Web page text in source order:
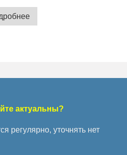
актуальны?
регулярно, уточнять нет